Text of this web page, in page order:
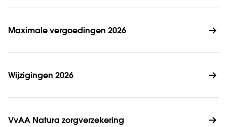
Maximale vergoedingen 2026
Wijzigingen 2026
VvAA Natura zorgverzekering